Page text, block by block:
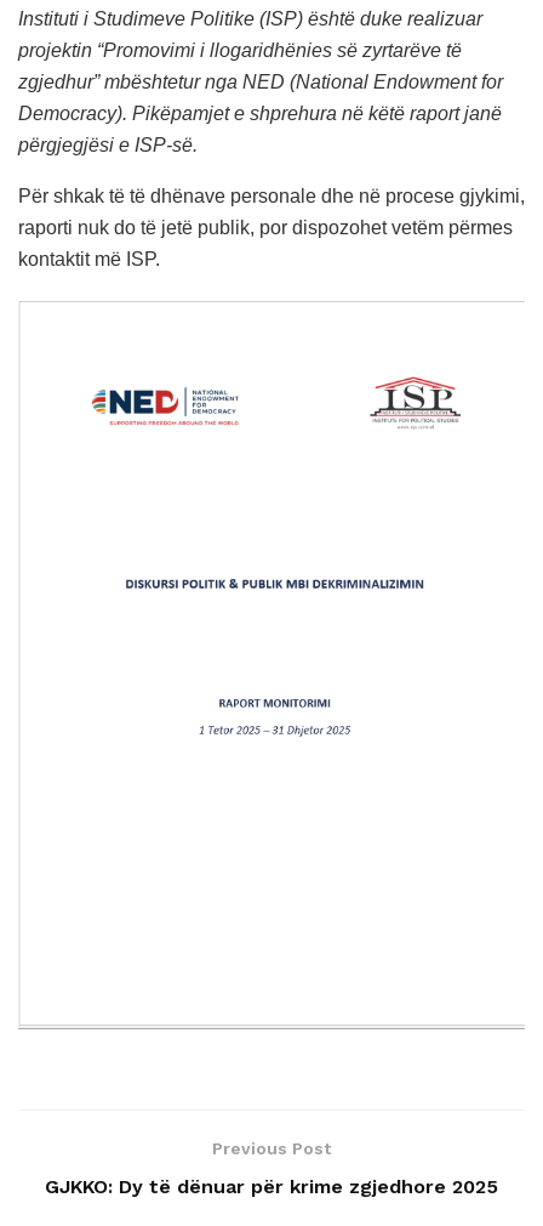
Instituti i Studimeve Politike (ISP) është duke realizuar
projektin “Promovimi i llogaridhënies së zyrtarëve të
zgjedhur” mbështetur nga NED (National Endowment for
Democracy). Pikëpamjet e shprehura në këtë raport janë
përgjegjësi e ISP-së.
Për shkak të të dhënave personale dhe në procese gjykimi,
raporti nuk do të jetë publik, por dispozohet vetëm përmes
kontaktit më ISP.
Previous Post
GJKKO: Dy të dënuar për krime zgjedhore 2025